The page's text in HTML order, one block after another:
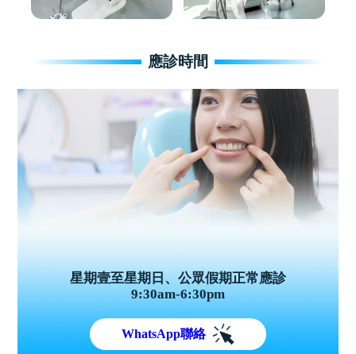
應診時間
星期壹至星期日、公眾假期正常應診
9:30am-6:30pm
WhatsApp聯絡